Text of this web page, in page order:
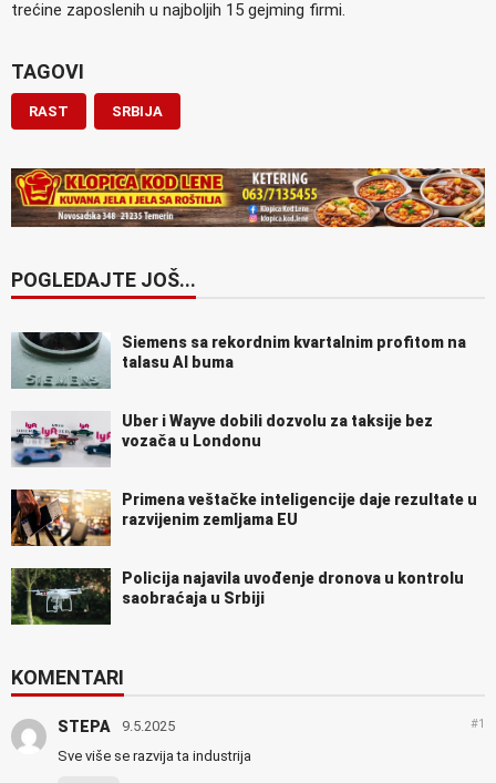
trećine zaposlenih u najboljih 15 gejming firmi.
TAGOVI
RAST SRBIJA
POGLEDAJTE JOŠ...
Siemens sa rekordnim kvartalnim profitom na
talasu AI buma
Uber i Wayve dobili dozvolu za taksije bez
vozača u Londonu
Primena veštačke inteligencije daje rezultate u
razvijenim zemljama EU
Policija najavila uvođenje dronova u kontrolu
saobraćaja u Srbiji
KOMENTARI
STEPA 9.5.2025 #1
Sve više se razvija ta industrija